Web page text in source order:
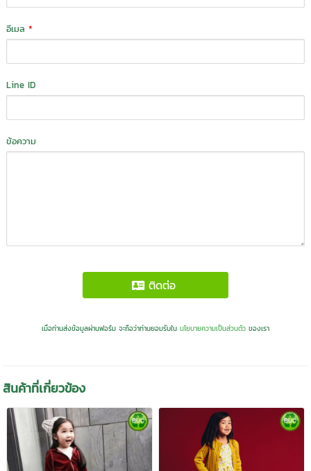
อีเมล*
Line ID
ข้อความ
ติดต่อ
เมื่อท่านส่งข้อมูลผ่านฟอร์ม จะถือว่าท่านยอมรับใน นโยบายความเป็นส่วนตัว ของเรา
สินค้าที่เกี่ยวข้อง